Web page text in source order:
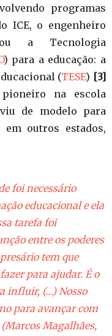
programas
ICE, o engenheiro
a Tecnologia
) para a educação: a
(TESE) [3]
na escola
de modelo para
outros estados,
foi necessário
educacional e ela
tarefa foi
entre os poderes
tem que
para ajudar. É o
influir, (…) Nosso
para avançar com
Magalhães,